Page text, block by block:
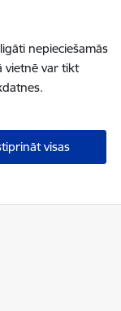
nepieciešamās
vietnē var tikt
visas